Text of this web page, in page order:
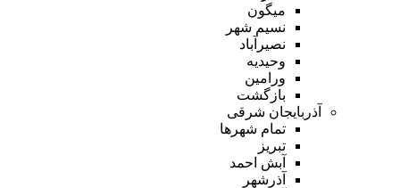
میگون
نسیم شهر
نصیرآباد
وحیدیه
ورامین
بازگشت
آذربایجان شرقی
تمام شهر‌ها
تبریز
آبش احمد
آذرشهر